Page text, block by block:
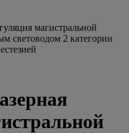
магистральной
световодом 2 категории